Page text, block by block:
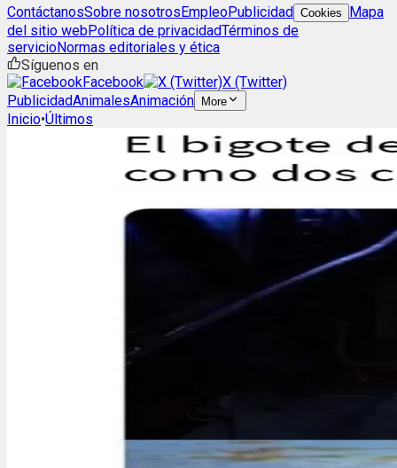
ContáctanosSobre nosotrosEmpleoPublicidad Cookies
Mapa
del sitio webPolítica de privacidadTérminos de
servicioNormas editoriales y ética
Síguenos en
Facebook
X (Twitter)
PublicidadAnimalesAnimación More
Inicio•Últimos